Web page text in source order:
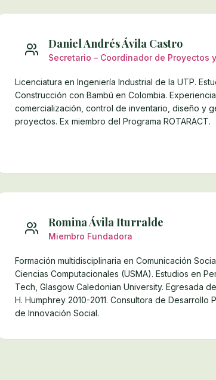
Daniel Andrés Ávila Castro
Secretario – Coordinador de Proyectos
Licenciatura en Ingeniería Industrial de la UTP.
Construcción con Bambú en Colombia.
comercialización, control de inventario, diseño y
proyectos. Ex miembro del Programa ROTARACT.
Romina Ávila Iturralde
Miembro Fundadora
Formación multidisciplinaria en Comunicación
Ciencias Computacionales (USMA). Estudios en
Tech, Glasgow Caledonian University. Egresada
H. Humphrey 2010-2011. Consultora de Desarrollo
de Innovación Social.